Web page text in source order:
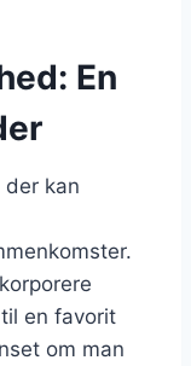
En
kan
en favorit
om man